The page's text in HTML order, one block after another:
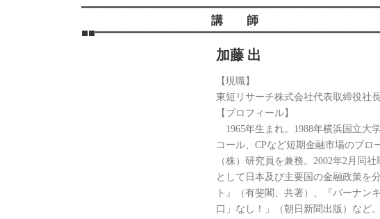
講 師
加藤 出
【現職】
東短リサーチ株式会社代表取締役社
【プロフィール】
1965年生まれ。1988年横浜国立大
コール、CPなど短期金融市場のブロ
（株）研究員を兼務。2002年2月同
として日本及び主要国の金融政策を
ト』（有斐閣、共著）、『バーナン
口」なし！」（朝日新聞出版）など